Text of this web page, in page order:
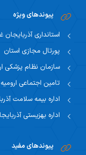
مرکز تحقیقاتی
اساتید
سیاست های حمایتی
فرم ها و فرایند های
تقویم آموزشی
تقویم دانشگاهی
برنامه هفتگی
راهنمای جامع اعتباربخشی
راهنمای جامع اعتباربخشی
پیوندهای ویژه
استانداری آذربایجان
پورتال مجازی استان
سازمان نظام پزشکی
تامین اجتماعی ارومیه
اداره بیمه سلامت
اداره بهزیستی
پیوندهای مفید